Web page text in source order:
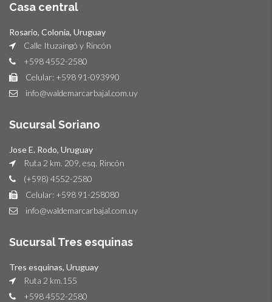
Casa central
Rosario, Colonia, Uruguay
Calle Ituzaingó y Rincón
+598 4552-2580
Celular: +598 91-093990
info@waldemarcarbajal.com.uy
Sucursal Soriano
Jose E. Rodo, Uruguay
Ruta 2 km. 209, esq. Rincón
(+598) 4552-2580
Celular: +598 91-258080
info@waldemarcarbajal.com.uy
Sucursal Tres esquinas
Tres esquinas, Uruguay
Ruta 2 km.155
+598 4552-2580